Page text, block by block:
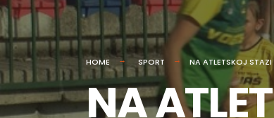
HOME SPORT NA ATLETSKOJ
NA